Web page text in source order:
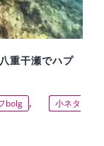
重干瀬でハプ
bolg ,
小ネタ